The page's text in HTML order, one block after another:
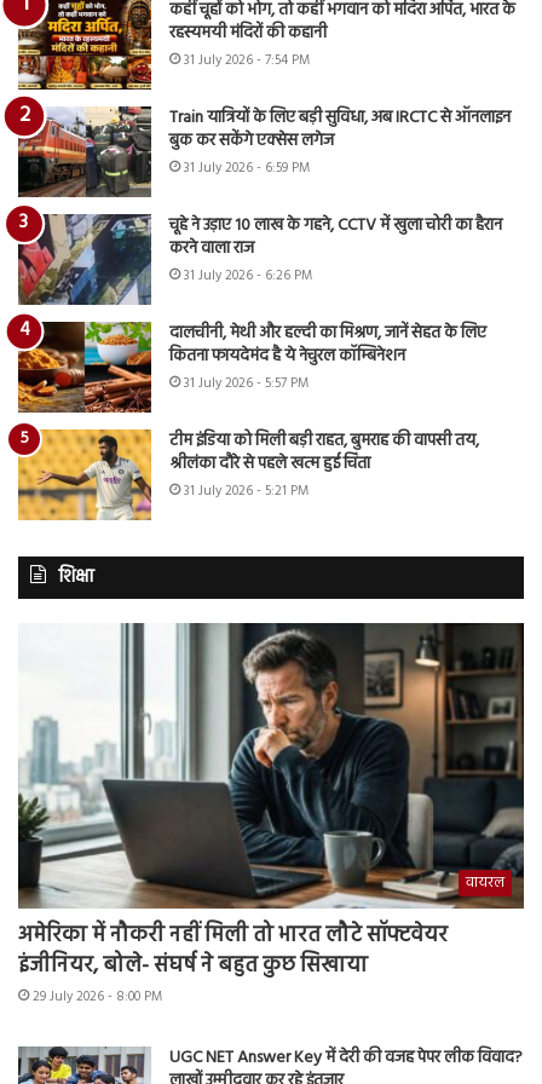
कहीं चूहों को भोग, तो कहीं भगवान को मदिरा अर्पित, भारत के
रहस्यमयी मंदिरों की कहानी
31 July 2026 - 7:54 PM
Train यात्रियों के लिए बड़ी सुविधा, अब IRCTC से ऑनलाइन
बुक कर सकेंगे एक्सेस लगेज
31 July 2026 - 6:59 PM
चूहे ने उड़ाए 10 लाख के गहने, CCTV में खुला चोरी का हैरान
करने वाला राज
31 July 2026 - 6:26 PM
दालचीनी, मेथी और हल्दी का मिश्रण, जानें सेहत के लिए
कितना फायदेमंद है ये नेचुरल कॉम्बिनेशन
31 July 2026 - 5:57 PM
टीम इंडिया को मिली बड़ी राहत, बुमराह की वापसी तय,
श्रीलंका दौरे से पहले खत्म हुई चिंता
31 July 2026 - 5:21 PM
शिक्षा
वायरल
अमेरिका में नौकरी नहीं मिली तो भारत लौटे सॉफ्टवेयर
इंजीनियर, बोले- संघर्ष ने बहुत कुछ सिखाया
29 July 2026 - 8:00 PM
UGC NET Answer Key में देरी की वजह पेपर लीक विवाद?